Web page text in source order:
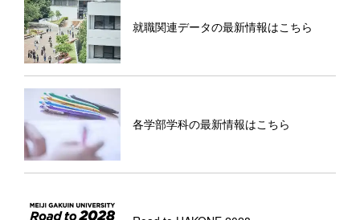
就職関連データの最新情報はこちら
各学部学科の最新情報はこちら